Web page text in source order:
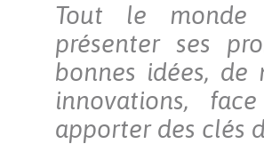
Tout le monde
présenter ses
bonnes idées, de
innovations,
apporter des clés